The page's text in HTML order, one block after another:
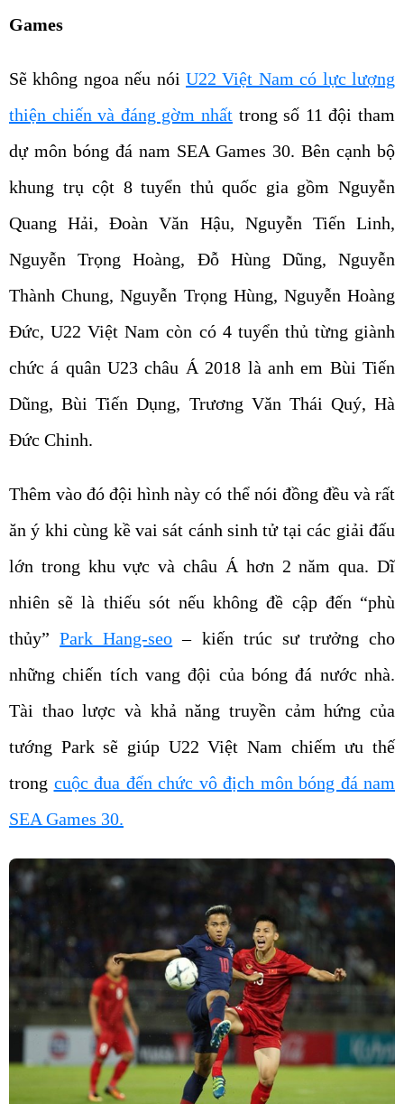
Games
Sẽ không ngoa nếu nói U22 Việt Nam có lực lượng
thiện chiến và đáng gờm nhất trong số 11 đội tham
dự môn bóng đá nam SEA Games 30. Bên cạnh bộ
khung trụ cột 8 tuyển thủ quốc gia gồm Nguyễn
Quang Hải, Đoàn Văn Hậu, Nguyễn Tiến Linh,
Nguyễn Trọng Hoàng, Đỗ Hùng Dũng, Nguyễn
Thành Chung, Nguyễn Trọng Hùng, Nguyễn Hoàng
Đức, U22 Việt Nam còn có 4 tuyển thủ từng giành
chức á quân U23 châu Á 2018 là anh em Bùi Tiến
Dũng, Bùi Tiến Dụng, Trương Văn Thái Quý, Hà
Đức Chinh.
Thêm vào đó đội hình này có thể nói đồng đều và rất
ăn ý khi cùng kề vai sát cánh sinh tử tại các giải đấu
lớn trong khu vực và châu Á hơn 2 năm qua. Dĩ
nhiên sẽ là thiếu sót nếu không đề cập đến “phù
thủy”Park Hang-seo – kiến trúc sư trưởng cho
những chiến tích vang đội của bóng đá nước nhà.
Tài thao lược và khả năng truyền cảm hứng của
tướng Park sẽ giúp U22 Việt Nam chiếm ưu thế
trong cuộc đua đến chức vô địch môn bóng đá nam
SEA Games 30.